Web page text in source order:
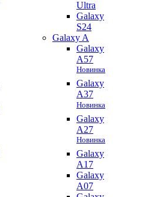
Ultra
Galaxy
S24
Galaxy A
Galaxy
A57
Новинка
Galaxy
A37
Новинка
Galaxy
A27
Новинка
Galaxy
A17
Galaxy
A07